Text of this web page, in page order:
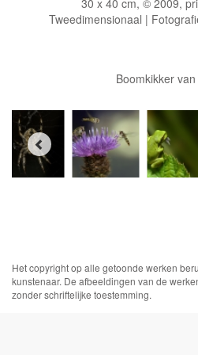
30 x 40 cm, © 2009,
Tweedimensionaal |
Boomkikker
Het copyright op alle getoonde werken
kunstenaar. De afbeeldingen van de
zonder schriftelijke toestemming.